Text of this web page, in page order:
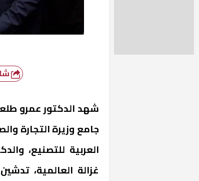
شهد الدكتور عمرو
جامع وزيرة التجارة
العربية للتصنيع،
غزالة العالمية،